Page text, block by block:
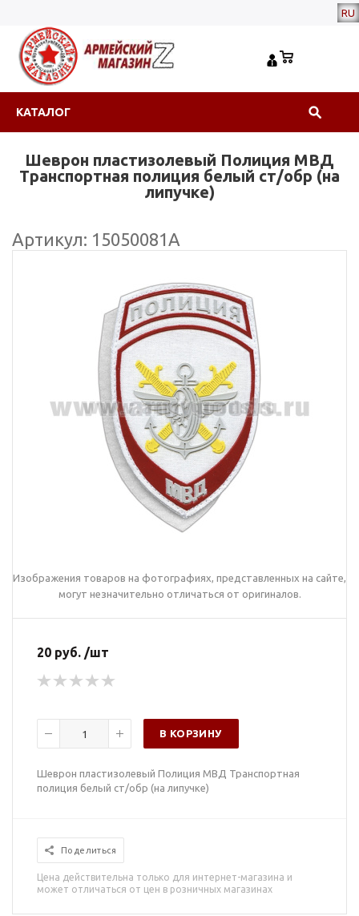
RU
КАТАЛОГ
Шеврон пластизолевый Полиция МВД
Транспортная полиция белый ст/обр (на
липучке)
Артикул: 15050081А
Изображения товаров на фотографиях, представленных на сайте,
могут незначительно отличаться от оригиналов.
20 руб. /шт
В КОРЗИНУ
Шеврон пластизолевый Полиция МВД Транспортная
полиция белый ст/обр (на липучке)
Поделиться
Цена действительна только для интернет-магазина и
может отличаться от цен в розничных магазинах